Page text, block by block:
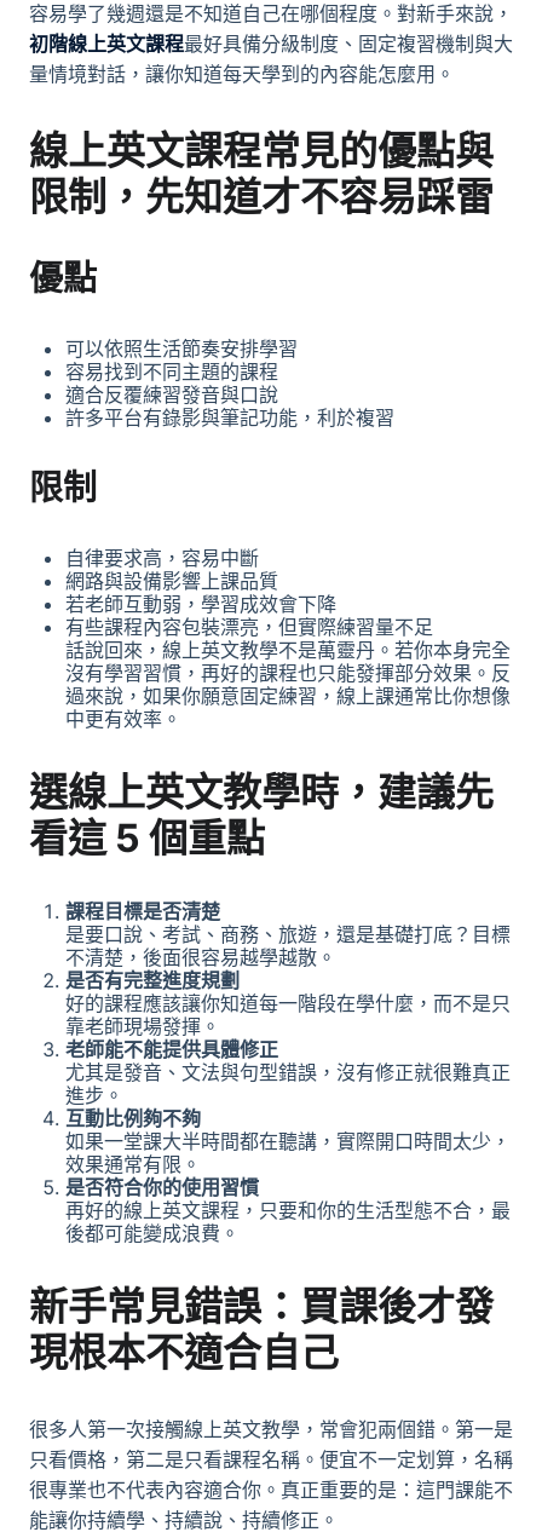
容易學了幾週還是不知道自己在哪個程度。對新手來說，
初階線上英文課程最好具備分級制度、固定複習機制與大
量情境對話，讓你知道每天學到的內容能怎麼用。
線上英文課程常見的優點與
限制，先知道才不容易踩雷
優點
可以依照生活節奏安排學習
容易找到不同主題的課程
適合反覆練習發音與口說
許多平台有錄影與筆記功能，利於複習
限制
自律要求高，容易中斷
網路與設備影響上課品質
若老師互動弱，學習成效會下降
有些課程內容包裝漂亮，但實際練習量不足
話說回來，線上英文教學不是萬靈丹。若你本身完全
沒有學習習慣，再好的課程也只能發揮部分效果。反
過來說，如果你願意固定練習，線上課通常比你想像
中更有效率。
選線上英文教學時，建議先
看這 5 個重點
課程目標是否清楚
是要口說、考試、商務、旅遊，還是基礎打底？目標
不清楚，後面很容易越學越散。
是否有完整進度規劃
好的課程應該讓你知道每一階段在學什麼，而不是只
靠老師現場發揮。
老師能不能提供具體修正
尤其是發音、文法與句型錯誤，沒有修正就很難真正
進步。
互動比例夠不夠
如果一堂課大半時間都在聽講，實際開口時間太少，
效果通常有限。
是否符合你的使用習慣
再好的線上英文課程，只要和你的生活型態不合，最
後都可能變成浪費。
新手常見錯誤：買課後才發
現根本不適合自己
很多人第一次接觸線上英文教學 ，常會犯兩個錯。第一是
只看價格，第二是只看課程名稱。便宜不一定划算，名稱
很專業也不代表內容適合你。真正重要的是：這門課能不
能讓你持續學、持續說、持續修正。